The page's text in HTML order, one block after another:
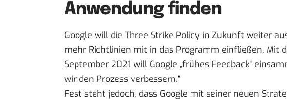
Anwendung finden
Google will die Three Strike Policy in Zukunft weiter
mehr Richtlinien mit in das Programm einfließen. Mit
September 2021 will Google „frühes Feedback“
wir den Prozess verbessern.“
Fest steht jedoch, dass Google mit seiner neuen